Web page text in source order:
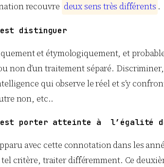
recouvre deux sens très différents .
distinguer
et étymologiquement, et
non d’un traitement séparé.
qui observe le réel et s’y
non, etc..
porter atteinte à l’égalité
avec cette connotation dans les
critère, traiter différemment. Ce